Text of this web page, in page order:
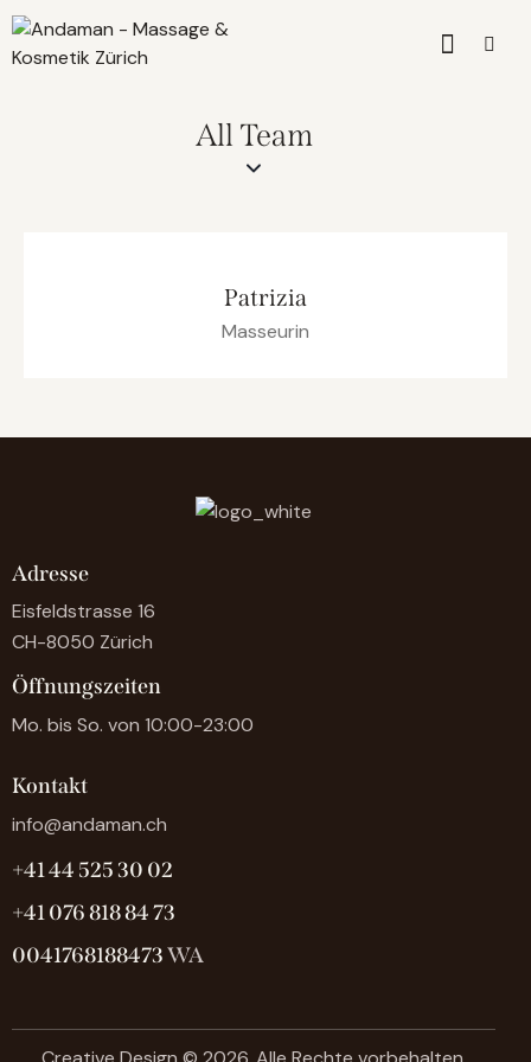
All Team
Patrizia
Masseurin
Adresse
Eisfeldstrasse 16
CH-8050 Zürich
Öffnungszeiten
Mo. bis So. von 10:00-23:00
Kontakt
info@andaman.ch
+41 44 525 30 02
+41 076 818 84 73
0041768188473WA